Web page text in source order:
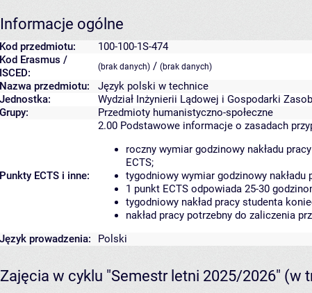
Informacje ogólne
Kod przedmiotu:
100-100-1S-474
Kod Erasmus /
ISCED:
(brak danych) / (brak danych)
Nazwa przedmiotu:
Język polski w technice
Jednostka:
Wydział Inżynierii Lądowej i Gospodarki
Grupy:
Przedmioty humanistyczno-społeczne
Punkty ECTS i inne:
2.00 Podstawowe informacje o zasadach
roczny wymiar godzinowy nakładu
ECTS;
tygodniowy wymiar godzinowy nakładu
1 punkt ECTS odpowiada 25-30
tygodniowy nakład pracy studenta
nakład pracy potrzebny do zaliczenia
Język prowadzenia:
Polski
Zajęcia w cyklu "Semestr letni 2025/2026" (w